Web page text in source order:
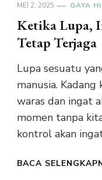
MEI 2, 2025 GAYA
Ketika Lupa,
Tetap Terjaga
Lupa sesuatu
manusia.
waras dan ingat
momen tanpa
kontrol akan
BACA